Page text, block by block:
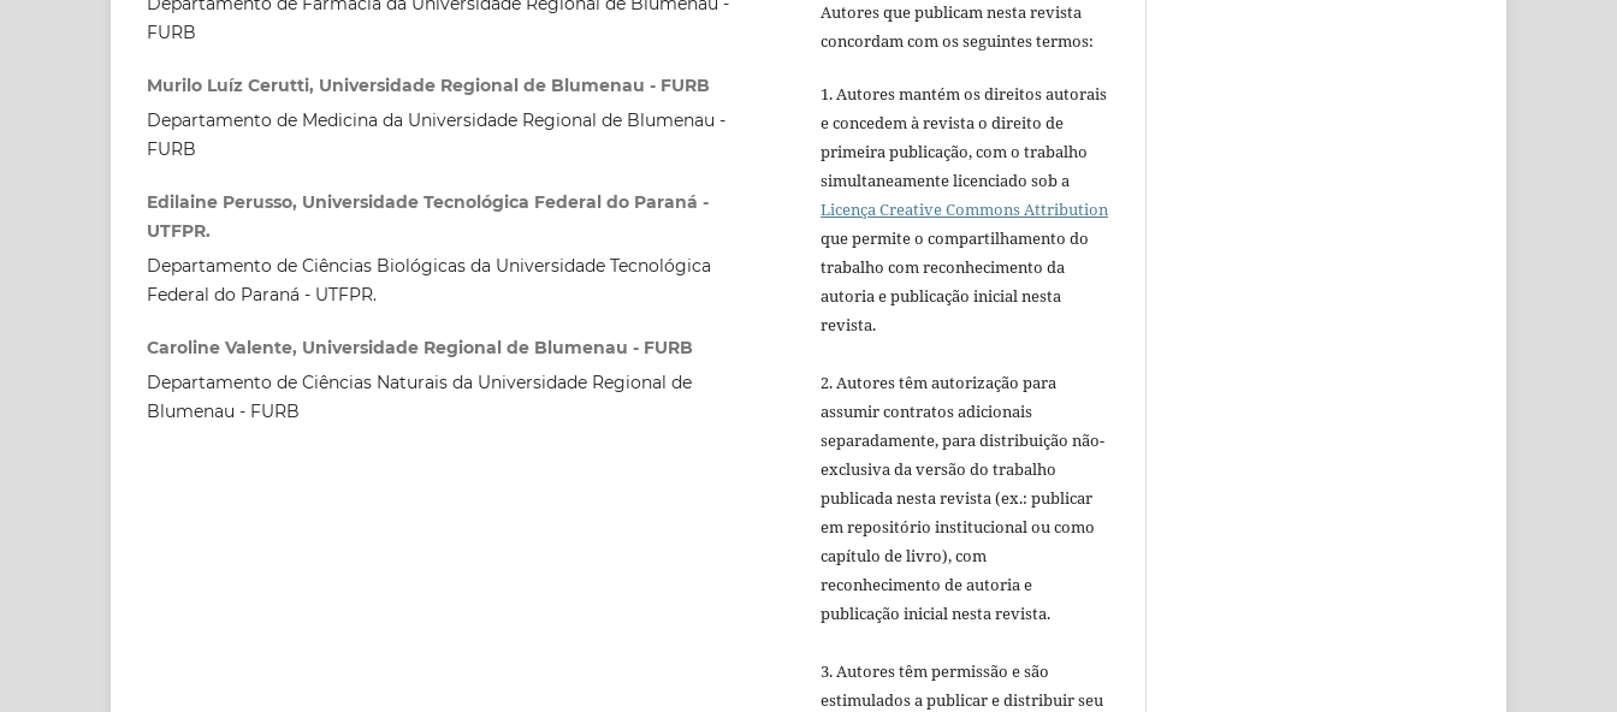
FURB
Murilo Luíz Cerutti, Universidade Regional de Blumenau - FURB
Departamento de Medicina da Universidade Regional de Blumenau -
FURB
Edilaine Perusso, Universidade Tecnológica Federal do Paraná -
UTFPR.
Departamento de Ciências Biológicas da Universidade Tecnológica
Federal do Paraná - UTFPR.
Caroline Valente, Universidade Regional de Blumenau - FURB
Departamento de Ciências Naturais da Universidade Regional de
Blumenau - FURB
Autores que publicam nesta revista
concordam com os seguintes termos:
1. Autores mantém os direitos autorais
e concedem à revista o direito de
primeira publicação, com o trabalho
simultaneamente licenciado sob a
Licença Creative Commons Attribution
que permite o compartilhamento do
trabalho com reconhecimento da
autoria e publicação inicial nesta
revista.
2. Autores têm autorização para
assumir contratos adicionais
separadamente, para distribuição não-
exclusiva da versão do trabalho
publicada nesta revista (ex.: publicar
em repositório institucional ou como
capítulo de livro), com
reconhecimento de autoria e
publicação inicial nesta revista.
3. Autores têm permissão e são
estimulados a publicar e distribuir seu